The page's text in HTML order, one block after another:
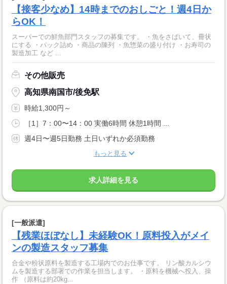
【接客少なめ】14時までのおしごと！週4日か
らOK！
スーパーでの鮮魚部門スタッフの募集です。 ・魚をさばいて、冊状
にする ・パック詰め ・商品の陳列 ・魚惣菜の盛り付け ・お寿司の
製造加工 など ...
その他販売
高知県南国市/後免駅
時給1,300円～
［1］7：00〜14：00 実働6時間 休憩1時間 ...
週4日〜週5日勤務 土日いずれか必須勤務
もっと見る
求人詳細を見る
[一般派遣]
【残業ほぼなし】未経験OK！原料投入がメイ
ンの製造スタッフ募集
合金や粉状原料を製造する工場内でのお仕事です。 リン酸カルシウ
ムを製造する部署での作業を担当します。 ・原料を機械へ投入、操
作 （原料は約20kg...